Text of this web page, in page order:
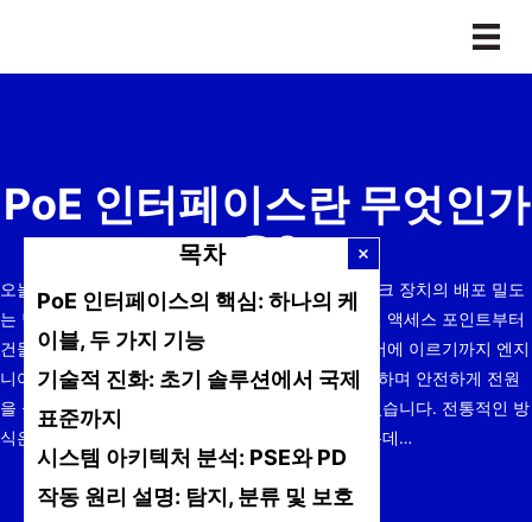
으
뛰
기PoE 인터페이스란 무엇인가
요?
오늘날 고도로 상호 연결된 디지털 세상에서 네트워크 장치의 배포 밀도
는 날마다 증가하고 있습니다. 사무실 모퉁이의 무선 액세스 포인트부터
건물 주변의 보안 카메라, 스마트 빌딩의 다양한 센서에 이르기까지 엔지
니어와 운영 직원은 이러한 장치에 효율적이고 깔끔하며 안전하게 전원
을 공급하는 방법에 대한 실제적인 문제에 직면해 있습니다. 전통적인 방
식은 각 장치에 별도의 전원 케이블을 연결해야 하는데…
목차
PoE 인터페이스의 핵심: 하나의 케
이블, 두 가지 기능
기술적 진화: 초기 솔루션에서 국제
표준까지
시스템 아키텍처 분석: PSE와 PD
작동 원리 설명: 탐지, 분류 및 보호